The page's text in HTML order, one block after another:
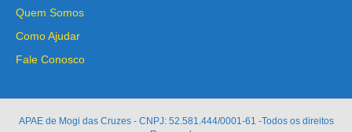
Quem Somos
Como Ajudar
Fale Conosco
APAE de Mogi das Cruzes - CNPJ: 52.581.444/0001-61 -Todos os direitos